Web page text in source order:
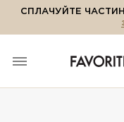
СПЛАЧУЙТЕ